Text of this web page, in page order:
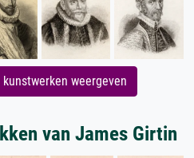
weergeven
van James Girtin